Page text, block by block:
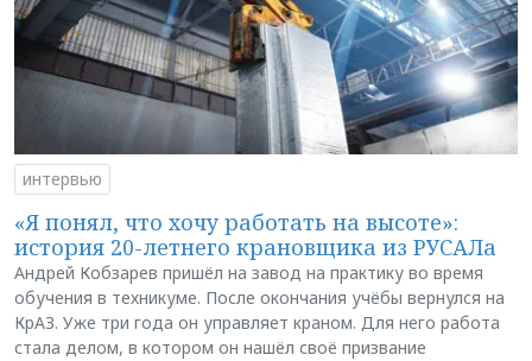
интервью
«Я понял, что хочу работать на высоте»:
история 20-летнего крановщика из РУСАЛа
Андрей Кобзарев пришёл на завод на практику во время
обучения в техникуме. После окончания учёбы вернулся на
КрАЗ. Уже три года он управляет краном. Для него работа
стала делом, в котором он нашёл своё призвание